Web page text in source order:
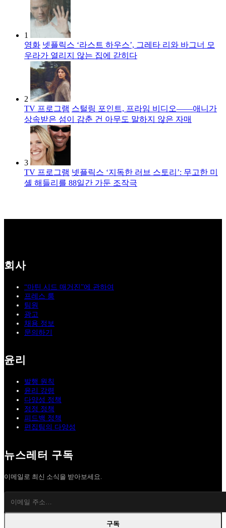
1
영화 넷플릭스 ‘라스트 하우스’, 그레타 리와 바그너 모
우라가 열리지 않는 집에 갇히다
2
TV 프로그램 스털링 포인트, 프라임 비디오――애니가
상속받은 섬이 감춘 건 아무도 말하지 않은 자매
3
TV 프로그램 넷플릭스 ‘지독한 러브 스토리’: 무고한 미
셸 해들리를 88일간 가둔 조작극
회사
“마틴 시드 매거진”에 관하여
프레스 룸
팀원
광고
채용 정보
문의하기
윤리
발행 원칙
윤리 강령
다양성 정책
정정 정책
피드백 정책
편집팀의 다양성
뉴스레터 구독
이메일로 최신 소식을 받아보세요.
구독